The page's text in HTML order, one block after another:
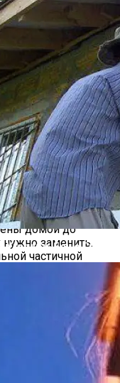
Утеплить Баню
операций в 2024
своей
задача должна быть
Верховного
России Владимира
набрать
формирования и
в зоне особого
Местные
также играют
мобилизованные
домой до
нужно заменить.
частичной
прошел
около года.
их семьям
и пособия, а
в
также
эти меры должны